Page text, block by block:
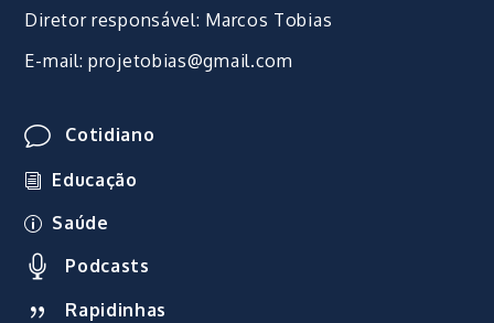
Diretor responsável: Marcos Tobias
E-mail: projetobias@gmail.com
Cotidiano
Educação
Saúde
Podcasts
Rapidinhas